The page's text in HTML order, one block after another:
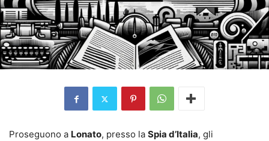
Proseguono a Lonato, presso la Spia d’Italia, gli